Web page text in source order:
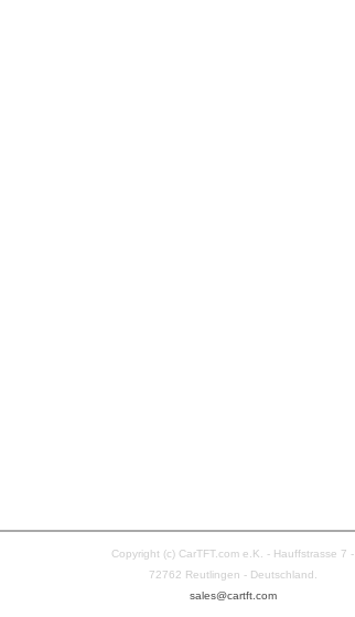
Copyright (c) CarTFT.com e.K. - Hauffstrasse 7 -
72762 Reutlingen - Deutschland.
sales@cartft.com